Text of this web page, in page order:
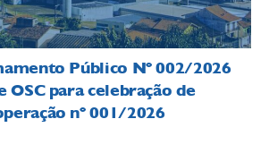
Público Nº 002/2026
OSC para celebração de
nº 001/2026